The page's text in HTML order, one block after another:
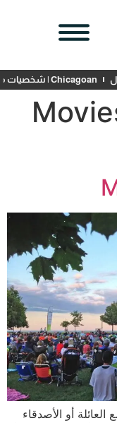
Chicagoan | شخصيات محلية
أو الأصدقاء